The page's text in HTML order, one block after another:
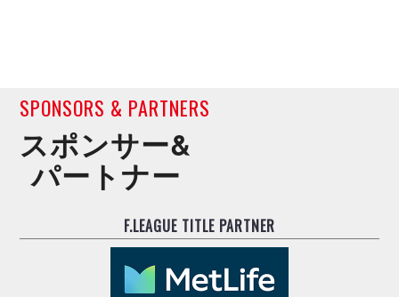
SPONSORS & PARTNERS
スポンサー&
パートナー
F.LEAGUE TITLE PARTNER